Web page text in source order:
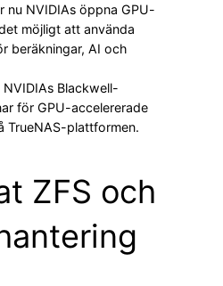
nu NVIDIAs öppna GPU-
möjligt att använda
beräkningar, AI och
Blackwell-
för GPU-accelererade
TrueNAS-plattformen.
ZFS och